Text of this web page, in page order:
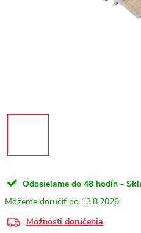
Odosielame do 48 hodín -
13.8.2026
Možnosti doručenia